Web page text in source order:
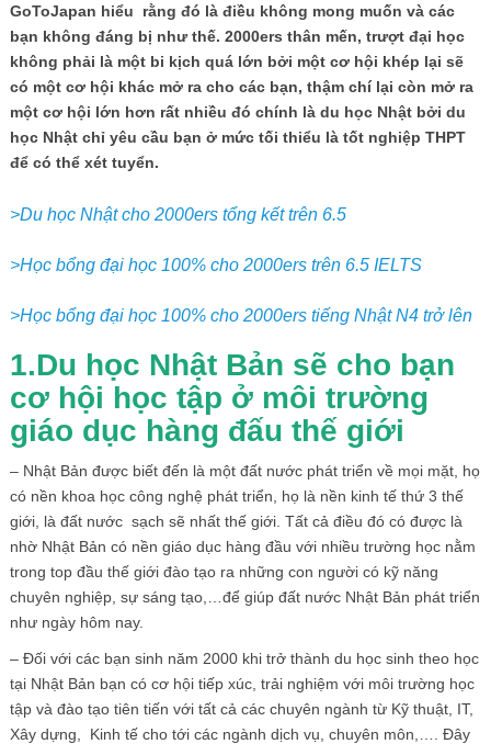
GoToJapan hiểu rằng đó là điều không mong muốn vàcác
bạn không đáng bị nhưthế. 2000ers thân mến, trượt đại học
không phải làmột bi kịch quálớn bởi một cơhội khép lại sẽ
có một cơhội khác mởra cho các bạn, thậm chílại còn mởra
một cơhội lớn hơn rất nhiều đó chính làdu học Nhật bởi du
học Nhật chỉyêu cầu bạn ởmức tối thiểu làtốt nghiệp THPT
đểcó thểxét tuyển.
>Du học Nhật cho 2000ers tổng kết trên 6.5
>Học bổng đại học 100% cho 2000ers trên 6.5 IELTS
>Học bổng đại học 100% cho 2000ers tiếng Nhật N4 trởlên
1.Du học Nhật Bản sẽ cho bạn
cơhội học tập ởmôi trường
giáo dục hàng đấu thế giới
– Nhật Bản được biết đến là một đất nước phát triển về mọi mặt, họ
có nền khoa học công nghệ phát triển, họ là nền kinh tế thứ 3 thế
giới, là đất nước sạch sẽ nhất thế giới. Tất cả điều đó có được là
nhờ Nhật Bản có nền giáo dục hàng đầu với nhiều trường học nằm
trong top đầu thế giới đào tạo ra những con người có kỹ năng
chuyên nghiệp, sự sáng tạo,…để giúp đất nước Nhật Bản phát triển
như ngày hôm nay.
– Đối với các bạn sinh năm 2000 khi trở thành du học sinh theo học
tại Nhật Bản bạn có cơ hội tiếp xúc, trải nghiệm với môi trường học
tập và đào tạo tiên tiến với tất cả các chuyên ngành từ Kỹ thuật, IT,
Xây dựng, Kinh tế cho tới các ngành dịch vụ, chuyên môn,…. Đây